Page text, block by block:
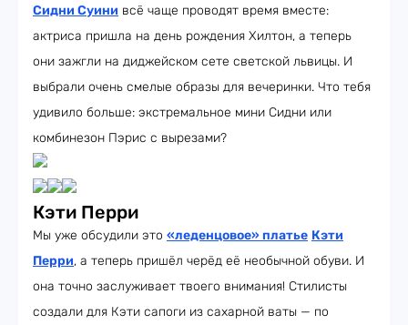
Сидни Суини всё чаще проводят время вместе:
актриса пришла на день рождения Хилтон, а теперь
они зажгли на диджейском сете светской львицы. И
выбрали очень смелые образы для вечеринки. Что тебя
удивило больше: экстремальное мини Сидни или
комбинезон Пэрис с вырезами?
Кэти Перри
Мы уже обсудили это «леденцовое» платье Кэти
Перри, а теперь пришёл черёд её необычной обуви. И
она точно заслуживает твоего внимания! Стилисты
создали для Кэти сапоги из сахарной ваты — по